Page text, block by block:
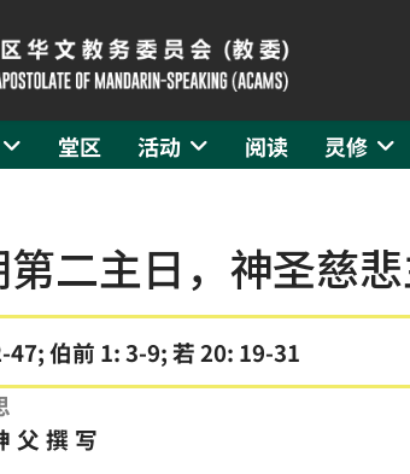
堂区 活动 阅读 灵修
二主日，神圣慈
47; 伯前 1: 3-9; 若 20: 19-31
父撰写